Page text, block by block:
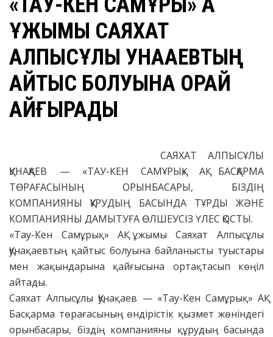
ҰЖЫМЫ САЯХАТ
АЛПЫСҰЛЫ ҚУНАҚАЕВТЫҢ
ҚАЙТЫС БОЛУЫНА ОРАЙ
ҚАЙҒЫРАДЫ
САЯХАТ АЛПЫСҰЛЫ
ҚУНАҚАЕВ — «ТАУ-КЕН САМҰРЫҚ» АҚ БАСҚАРМА
ТӨРАҒАСЫНЫҢ ОРЫНБАСАРЫ, БІЗДІҢ
КОМПАНИЯНЫ ҚҰРУДЫҢ БАСЫНДА ТҰРДЫ ЖӘНЕ
КОМПАНИЯНЫ ДАМЫТУҒА ӨЛШЕУСІЗ ҮЛЕС ҚОСТЫ.
«Тау-Кен Самұрық» АҚ ұжымы Саяхат Алпысұлы
Қунақаевтың қайтыс болуына байланысты туыстары
мен жақындарына қайғысына ортақтасып көңіл
айтады.
Саяхат Алпысұлы Қунақаев — «Тау-Кен Самұрық» АҚ
Басқарма төрағасының өндірістік қызмет жөніндегі
орынбасары, біздің компанияны құрудың басында